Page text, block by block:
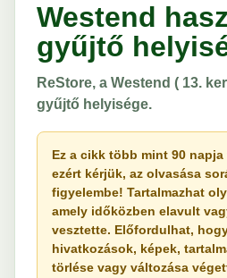
Westend
gyűjtő
ReStore, a Westend ( 13.
gyűjtő helyisége.
Ez a cikk több mint 90
ezért kérjük, az olvasása
figyelembe! Tartalmazhat
amely időközben elavult
vesztette. Előfordulhat,
hivatkozások, képek,
törlése vagy változása